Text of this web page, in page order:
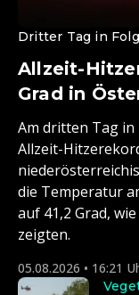
Dritter Tag in
Allzeit-
Grad in
Am dritten Tag
Allzeit-
die Temperatur
auf 41,2 Grad,
zeigten.
05.08.2026 • 16:21